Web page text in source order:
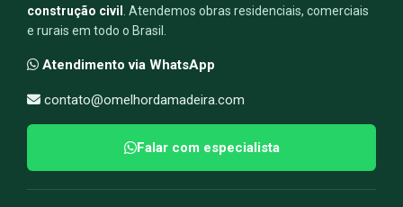
construção civil
. Atendemos obras residenciais, comerciais
e rurais em todo o Brasil.
Atendimento via WhatsApp
contato@omelhordamadeira.com
Falar com especialista